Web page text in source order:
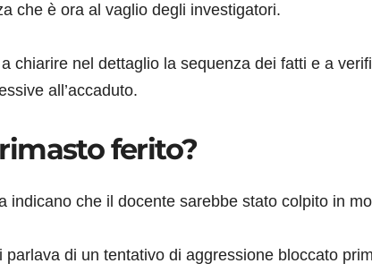
che è ora al vaglio degli investigatori.
chiarire nel dettaglio la sequenza dei fatti e a
all’accaduto.
ferito?
indicano che il docente sarebbe stato colpito in
di un tentativo di aggressione bloccato